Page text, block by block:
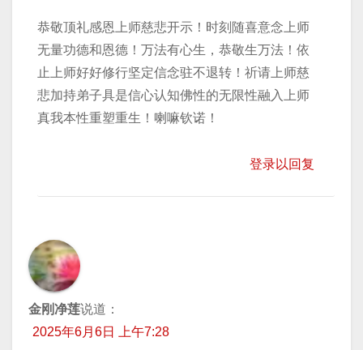
恭敬顶礼感恩上师慈悲开示！时刻随喜意念上师
无量功德和恩德！万法有心生，恭敬生万法！依
止上师好好修行坚定信念驻不退转！祈请上师慈
悲加持弟子具是信心认知佛性的无限性融入上师
真我本性重塑重生！喇嘛钦诺！
登录以回复
金刚净莲说道：
2025年6月6日 上午7:28